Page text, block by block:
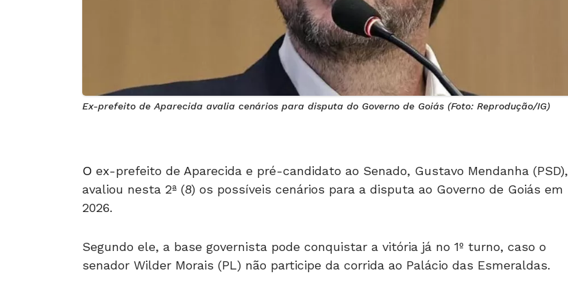
Ex-prefeito de Aparecida avalia cenários para disputa do Governo de Goiás (Foto: Reprodução/IG)
O ex-prefeito de Aparecida e pré-candidato ao Senado, Gustavo Mendanha (PSD),
avaliou nesta 2ª (8) os possíveis cenários para a disputa ao Governo de Goiás em
2026.
Segundo ele, a base governista pode conquistar a vitória já no 1º turno, caso o
senador Wilder Morais (PL) não participe da corrida ao Palácio das Esmeraldas.